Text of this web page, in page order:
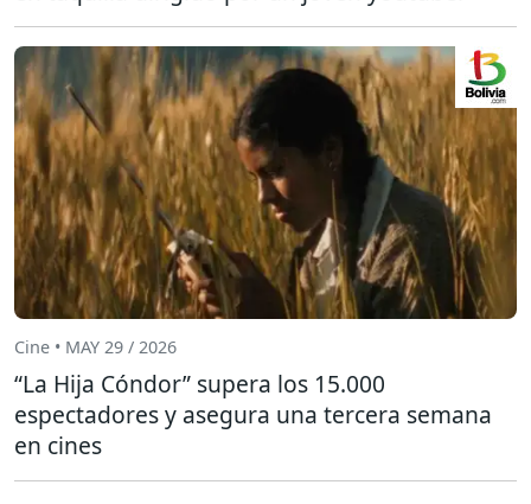
Cine • MAY 29 / 2026
“La Hija Cóndor” supera los 15.000
espectadores y asegura una tercera semana
en cines